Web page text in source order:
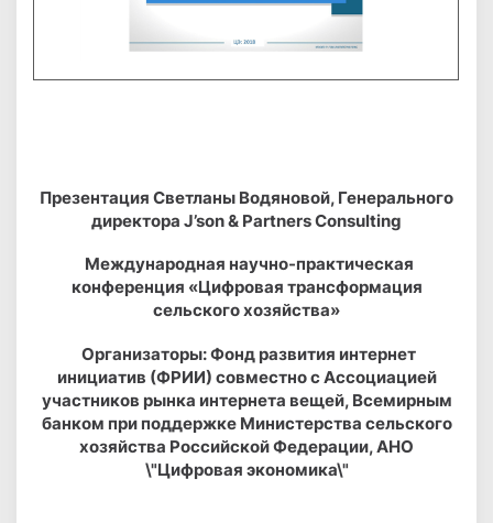
Презентация Светланы Водяновой, Генерального
директора J’son & Partners Consulting
Международная научно-практическая
конференция «Цифровая трансформация
сельского хозяйства»
Организаторы: Фонд развития интернет
инициатив (ФРИИ) совместно с Ассоциацией
участников рынка интернета вещей, Всемирным
банком при поддержке Министерства сельского
хозяйства Российской Федерации, АНО
\"Цифровая экономика\"